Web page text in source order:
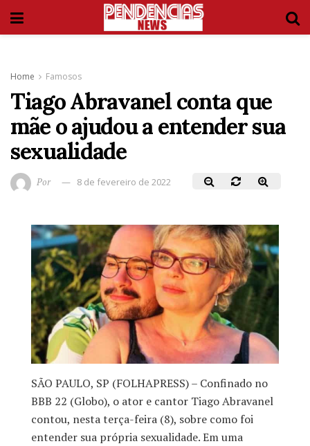
Home Famosos
Tiago Abravanel conta que
mãe o ajudou a entender sua
sexualidade
Por 8 de fevereiro de 2022
SÃO PAULO, SP (FOLHAPRESS) – Confinado no
BBB 22 (Globo), o ator e cantor Tiago Abravanel
contou, nesta terça-feira (8), sobre como foi
entender sua própria sexualidade. Em uma